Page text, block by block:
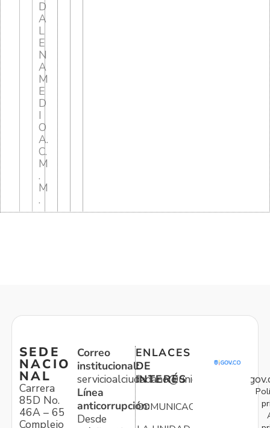
D
A
L
E
N
A
M
E
D
I
O
A.
C.
M
.
M
.
SEDE
NACIO
NAL
Carrera
85D No.
46A – 65
Complejo
Correo
institucional:
Línea
anticorrupción:
Desde
ENLACES
DE
INTERÉS
COMUNICACIONES